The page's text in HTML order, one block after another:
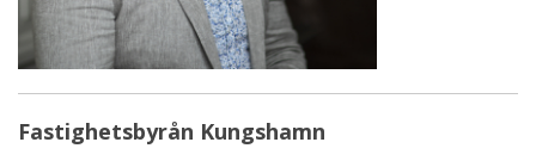
Fastighetsbyrån Kungshamn